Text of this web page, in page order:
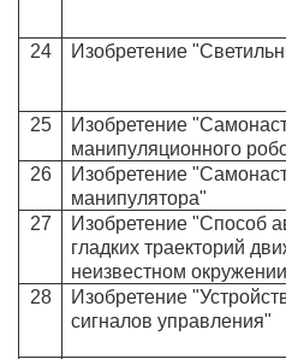
24 Изобретение
25
Изобретение
манипуляционного
26
Изобретение
манипулятора"
27
Изобретение "Способ
гладких траекторий
неизвестном
28
Изобретение
сигналов управления"